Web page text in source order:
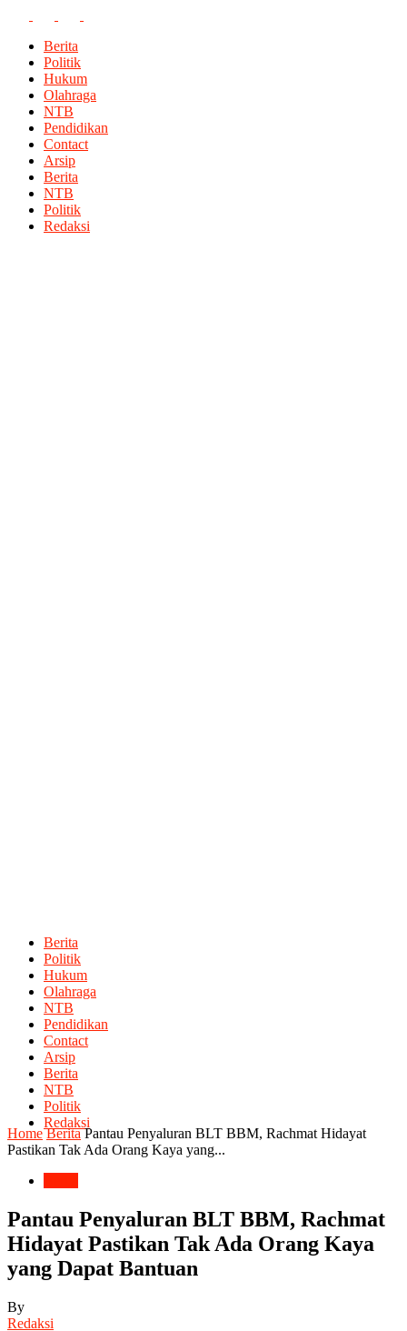
Berita
Politik
Hukum
Olahraga
NTB
Pendidikan
Contact
Arsip
Berita
NTB
Politik
Redaksi
Berita
Politik
Hukum
Olahraga
NTB
Pendidikan
Contact
Arsip
Berita
NTB
Politik
Redaksi
Home Berita Pantau Penyaluran BLT BBM, Rachmat Hidayat
Pastikan Tak Ada Orang Kaya yang...
Pantau Penyaluran BLT BBM, Rachmat
Hidayat Pastikan Tak Ada Orang Kaya
yang Dapat Bantuan
By
Redaksi